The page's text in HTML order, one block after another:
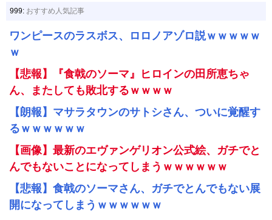
999: おすすめ人気記事
ワンピースのラスボス、ロロノアゾロ説ｗｗｗｗｗ
ｗ
【悲報】『食戟のソーマ』ヒロインの田所恵ちゃ
ん、またしても敗北するｗｗｗｗ
【朗報】マサラタウンのサトシさん、ついに覚醒す
るｗｗｗｗｗｗ
【画像】最新のエヴァンゲリオン公式絵、ガチでと
んでもないことになってしまうｗｗｗｗｗｗ
【悲報】食戟のソーマさん、ガチでとんでもない展
開になってしまうｗｗｗｗｗｗ